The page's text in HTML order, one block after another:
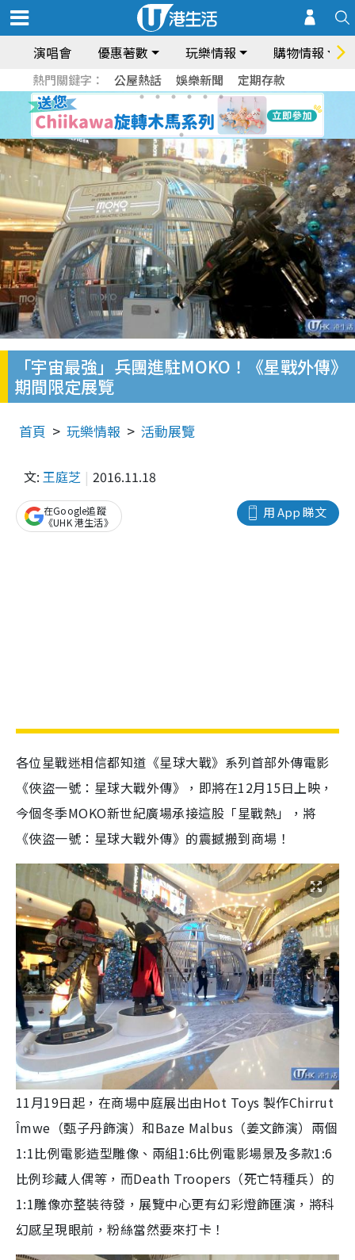
演唱會 優惠著數 玩樂情報 購物情報
熱門關鍵字： 公屋熱話 娛樂新聞 定期存款
「宇宙最強」兵團進駐MOKO！《星戰外傳》
期間限定展覽
首頁 玩樂情報 活動展覽
文: 王庭芝 2016.11.18
用 App 睇文
在Google追蹤
《UHK 港生活》
各位星戰迷相信都知道《星球大戰》系列首部外傳電影
《俠盜一號：星球大戰外傳》，即將在12月15日上映，
今個冬季MOKO新世紀廣場承接這股「星戰熱」，將
《俠盜一號：星球大戰外傳》的震撼搬到商場！
11月19日起，在商場中庭展出由Hot Toys 製作Chirrut
Îmwe（甄子丹飾演）和Baze Malbus（姜文飾演）兩個
1:1比例電影造型雕像、兩組1:6比例電影場景及多款1:6
比例珍藏人偶等，而Death Troopers（死亡特種兵）的
1:1雕像亦整裝待發，展覽中心更有幻彩燈飾匯演，將科
幻感呈現眼前，粉絲當然要來打卡！